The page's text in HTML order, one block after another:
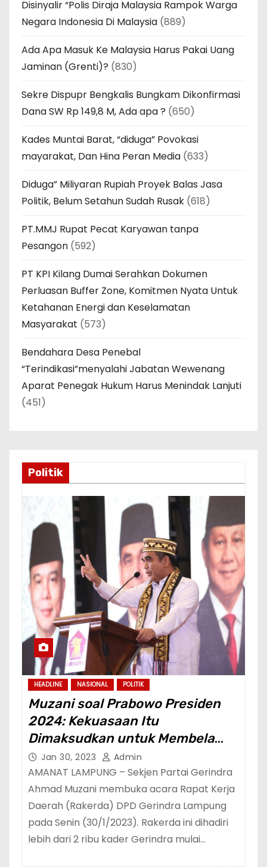
Disinyalir “Polis Diraja Malaysia Rampok Warga
Negara Indonesia Di Malaysia (889)
Ada Apa Masuk Ke Malaysia Harus Pakai Uang
Jaminan (Grenti)? (830)
Sekre Dispupr Bengkalis Bungkam Dikonfirmasi
Dana SW Rp 149,8 M, Ada apa ? (650)
Kades Muntai Barat, “diduga” Povokasi
mayarakat, Dan Hina Peran Media (633)
Diduga” Miliyaran Rupiah Proyek Balas Jasa
Politik, Belum Setahun Sudah Rusak (618)
PT.MMJ Rupat Pecat Karyawan tanpa
Pesangon (592)
PT KPI Kilang Dumai Serahkan Dokumen
Perluasan Buffer Zone, Komitmen Nyata Untuk
Ketahanan Energi dan Keselamatan
Masyarakat (573)
Bendahara Desa Penebal
“Terindikasi”menyalahi Jabatan Wewenang
Aparat Penegak Hukum Harus Menindak Lanjuti
(451)
Politik
HEADLINE NASIONAL POLITIK
Muzani soal Prabowo Presiden
2024: Kekuasaan Itu
Dimaksudkan untuk Membela
Rakyat Kecil dan Terpinggirkan
Jan 30, 2023 Admin
AMANAT LAMPUNG – Sekjen Partai Gerindra
Ahmad Muzani membuka acara Rapat Kerja
Daerah (Rakerda) DPD Gerindra Lampung
pada Senin (30/1/2023). Rakerda ini dihadiri
lebih dari 2 ribu kader Gerindra mulai…